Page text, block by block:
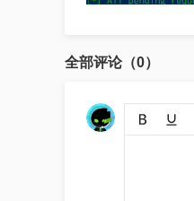
全部评论（0）
上传图片